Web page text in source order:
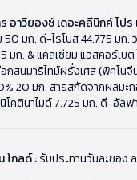
อาวียองซ์ เดอะคลีนิกค์ โปร
มก. ดี-ไรโบส 44.775 มก.
มก. & แคลเซียม แอสคอร์เบต
กสนมาริไทม์ฝรั่งเศส (พิคโน
20 มก. สารสกัดจากผลมะ
โคตินาไมด์ 7.725 มก. ดี-อัลฟ
โกลด์ :รับประทานวันละซอง